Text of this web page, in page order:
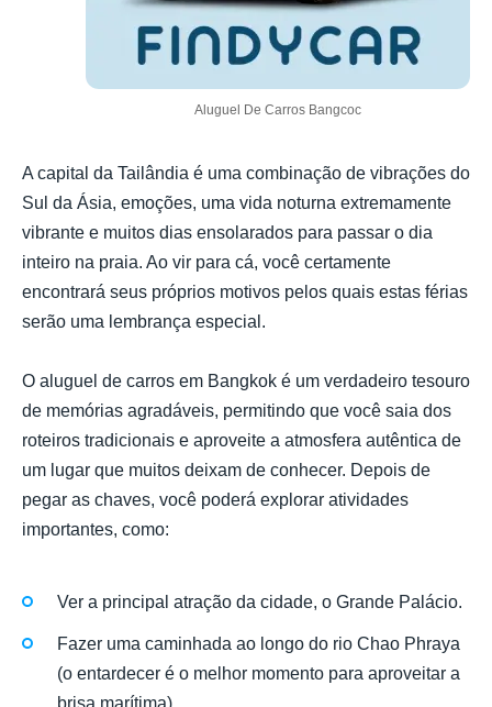
Aluguel De Carros Bangcoc
A capital da Tailândia é uma combinação de vibrações do
Sul da Ásia, emoções, uma vida noturna extremamente
vibrante e muitos dias ensolarados para passar o dia
inteiro na praia. Ao vir para cá, você certamente
encontrará seus próprios motivos pelos quais estas férias
serão uma lembrança especial.
O aluguel de carros em Bangkok é um verdadeiro tesouro
de memórias agradáveis, permitindo que você saia dos
roteiros tradicionais e aproveite a atmosfera autêntica de
um lugar que muitos deixam de conhecer. Depois de
pegar as chaves, você poderá explorar atividades
importantes, como:
Ver a principal atração da cidade, o Grande Palácio.
Fazer uma caminhada ao longo do rio Chao Phraya
(o entardecer é o melhor momento para aproveitar a
brisa marítima).